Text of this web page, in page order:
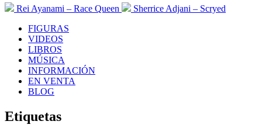
Rei Ayanami – Race Queen
Sherrice Adjani – Scryed
FIGURAS
VIDEOS
LIBROS
MÚSICA
INFORMACIÓN
EN VENTA
BLOG
Etiquetas